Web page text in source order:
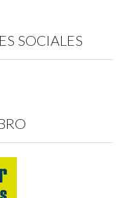
SOCIALES